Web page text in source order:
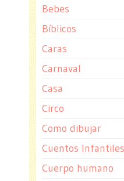
Bebes
Bíblicos
Caras
Carnaval
Casa
Circo
Como dibujar
Cuentos Infantiles
Cuerpo humano